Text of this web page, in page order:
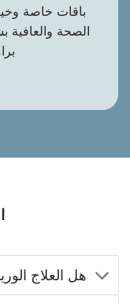
باقات خاصة
الصحة
هل العلاج